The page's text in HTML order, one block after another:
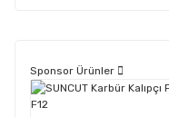
Sponsor Ürünler